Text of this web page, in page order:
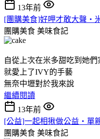
13年前
[團購美食]好呷才敢大聲‧
團購美食 美味食記
自從上次在米多甜吃到她們
就愛上了IVY的手藝
無奈中壢對於我來說
繼續閱讀
13年前
[公益]一起相揪做公益‧單
團購美食 美味食記